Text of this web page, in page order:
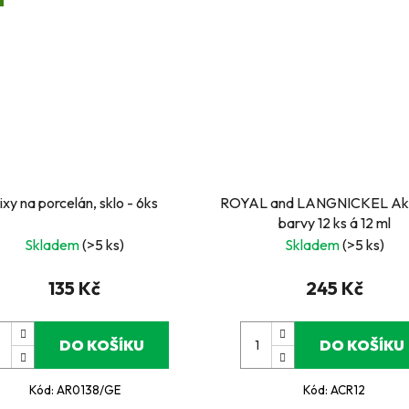
na porcelán, sklo - 6ks
Skladem(>5 ks)
135 Kč
DO KOŠÍKU
Kód: AR0138/GE
ROYAL and LANGNICKEL
barvy 12 ks á 12 ml
Skladem(>5 ks)
245 Kč
DO KOŠÍKU
Kód:ACR12